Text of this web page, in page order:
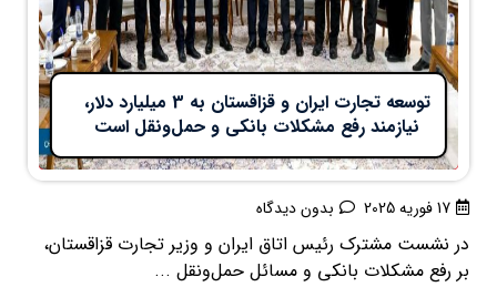
توسعه تجارت ایران و قزاقستان به 3 میلیارد دلار،
نیازمند رفع مشکلات بانکی و حمل‌ونقل است
17 فوریه 2025 بدون دیدگاه
در نشست مشترک رئیس اتاق ایران و وزیر تجارت قزاقستان،
بر رفع مشکلات بانکی و مسائل حمل‌ونقل ...